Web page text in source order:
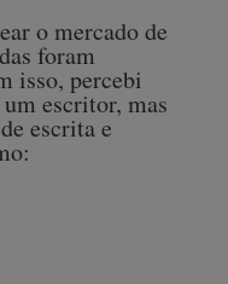
o mercado de
foram
isso, percebi
escritor, mas
escrita e